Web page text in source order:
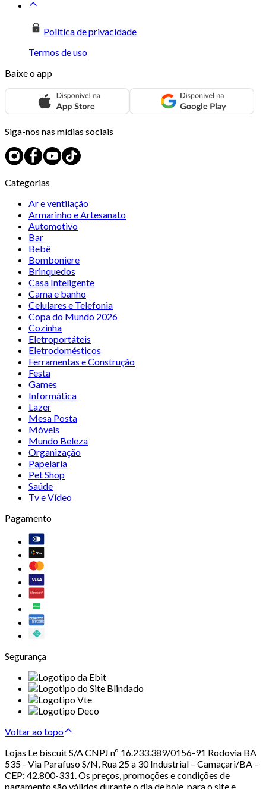
Política de privacidade
Termos de uso
Baixe o app
Siga-nos nas mídias sociais
Categorias
Ar e ventilação
Armarinho e Artesanato
Automotivo
Bar
Bebê
Bomboniere
Brinquedos
Casa Inteligente
Cama e banho
Celulares e Telefonia
Copa do Mundo 2026
Cozinha
Eletroportáteis
Eletrodomésticos
Ferramentas e Construção
Festa
Games
Informática
Lazer
Mesa Posta
Móveis
Mundo Beleza
Organização
Papelaria
Pet Shop
Saúde
Tv e Vídeo
Pagamento
Segurança
Voltar ao topo
Lojas Le biscuit S/A CNPJ nº 16.233.389/0156-91 Rodovia BA
535 - Via Parafuso S/N, Rua 25 a 30 Industrial – Camaçari/BA –
CEP: 42.800-331. Os preços, promoções e condições de
pagamento são válidos durante o dia de hoje, para o site e